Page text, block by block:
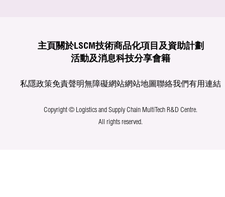
主頁 關於LSCM技術商品化項目及資助計劃
活動及消息科技分享會籍
私隱政策免責聲明無障礙網站網站地圖聯絡我們有用連結
Copyright © Logistics and Supply Chain MultiTech R&D Centre.
All rights reserved.